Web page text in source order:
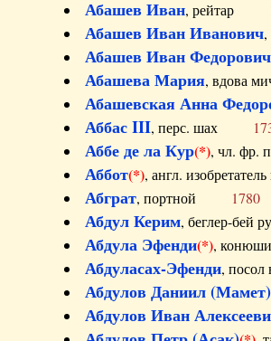
Абашев Иван, рейтар
Абашев Иван Иванович
Абашев Иван Федорович
Абашева Мария, вдова
Абашевская Анна
Аббас III, перс. шах
Аббе де ла Кур(*), чл.
Аббот(*), англ.
Абграт, портной 1780
Абдул Керим, беглер-бей
Абдула Эфенди(*),
Абдуласах-Эфенди,
Абдулов Даниил (Мамет)
Абдулов Иван